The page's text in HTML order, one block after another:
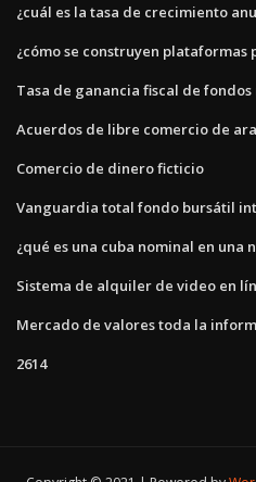
¿cuál es la tasa de crecimiento
¿cómo se construyen plataformas
Tasa de ganancia fiscal de fondos
Acuerdos de libre comercio de
Comercio de dinero ficticio
Vanguardia total fondo bursátil
¿qué es una cuba nominal en una
Sistema de alquiler de video en
Mercado de valores toda la
2614